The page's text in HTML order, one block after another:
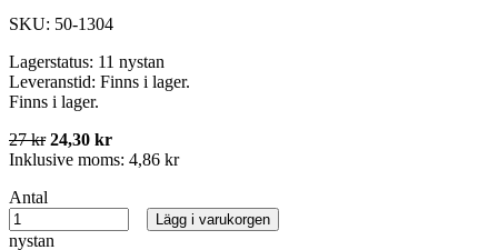
SKU: 50-1304
Lagerstatus: 11 nystan
Leveranstid: Finns i lager.
Finns i lager.
27 kr 24,30 kr
Inklusive moms: 4,86 kr
Antal
nystan
Lägg i varukorgen